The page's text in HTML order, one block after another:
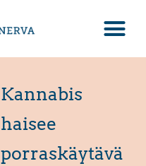
Kannabis
haisee
porraskäytävä